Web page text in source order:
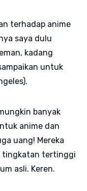
terhadap anime
saya dulu
kadang
untuk
banyak
anime dan
uang! Mereka
tingkatan tertinggi
asli. Keren.